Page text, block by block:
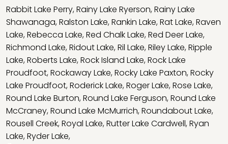
Rabbit Lake Perry,Rainy Lake Ryerson,Rainy Lake
Shawanaga,Ralston Lake,Rankin Lake,Rat Lake,Raven
Lake,Rebecca Lake,Red Chalk Lake,Red Deer Lake,
Richmond Lake,Ridout Lake,Ril Lake,Riley Lake,Ripple
Lake,Roberts Lake,Rock Island Lake,Rock Lake
Proudfoot,Rockaway Lake,Rocky Lake Paxton,Rocky
Lake Proudfoot,Roderick Lake,Roger Lake,Rose Lake,
Round Lake Burton,Round Lake Ferguson,Round Lake
McCraney,Round Lake McMurrich,Roundabout Lake,
Rousell Creek,Royal Lake,Rutter Lake Cardwell,Ryan
Lake,Ryder Lake,